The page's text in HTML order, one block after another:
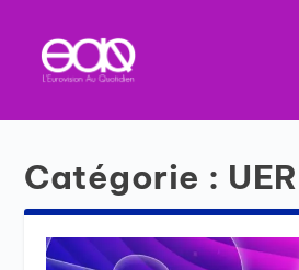
Catégorie : UER